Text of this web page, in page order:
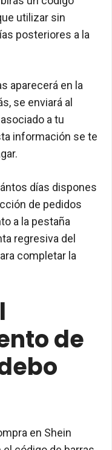
utilizar sin
posteriores a la
aparecerá en la
se enviará al
a tu
información se te
días dispones
de pedidos
a la pestaña
regresiva del
completar la
de
en Shein